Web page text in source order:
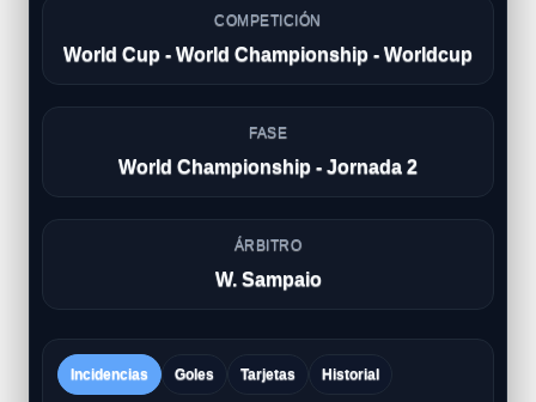
COMPETICIÓN
World Cup - World Championship - Worldcup
FASE
World Championship - Jornada 2
ÁRBITRO
W. Sampaio
Incidencias Goles Tarjetas Historial